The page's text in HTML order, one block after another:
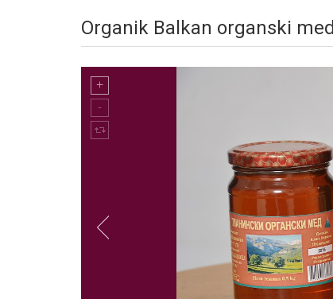
Organik Balkan organski med